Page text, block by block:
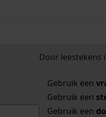
Door leestekens
Gebruik een
Gebruik een
Gebruik een